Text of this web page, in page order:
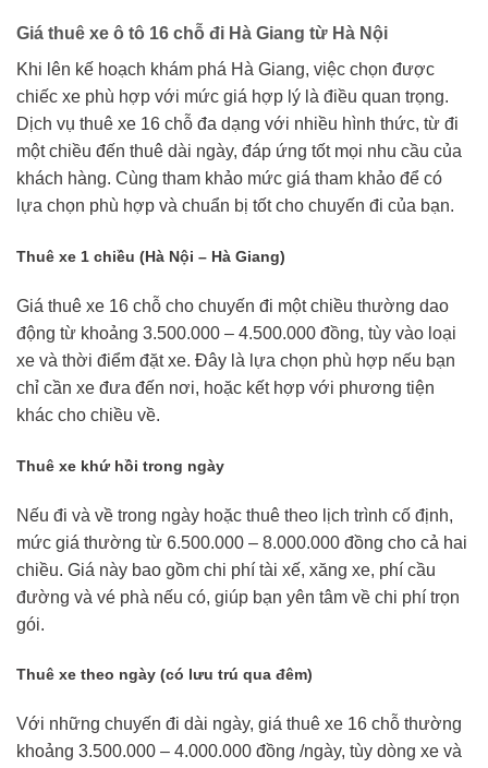
Giá thuê xe ô tô 16 chỗ đi Hà Giang từ Hà Nội
Khi lên kế hoạch khám phá Hà Giang, việc chọn được
chiếc xe phù hợp với mức giá hợp lý là điều quan trọng.
Dịch vụ thuê xe 16 chỗ đa dạng với nhiều hình thức, từ đi
một chiều đến thuê dài ngày, đáp ứng tốt mọi nhu cầu của
khách hàng. Cùng tham khảo mức giá tham khảo để có
lựa chọn phù hợp và chuẩn bị tốt cho chuyến đi của bạn.
Thuê xe 1 chiều (Hà Nội – Hà Giang)
Giá thuê xe 16 chỗ cho chuyến đi một chiều thường dao
động từ khoảng 3.500.000 – 4.500.000 đồng, tùy vào loại
xe và thời điểm đặt xe. Đây là lựa chọn phù hợp nếu bạn
chỉ cần xe đưa đến nơi, hoặc kết hợp với phương tiện
khác cho chiều về.
Thuê xe khứ hồi trong ngày
Nếu đi và về trong ngày hoặc thuê theo lịch trình cố định,
mức giá thường từ 6.500.000 – 8.000.000 đồng cho cả hai
chiều. Giá này bao gồm chi phí tài xế, xăng xe, phí cầu
đường và vé phà nếu có, giúp bạn yên tâm về chi phí trọn
gói.
Thuê xe theo ngày (có lưu trú qua đêm)
Với những chuyến đi dài ngày, giá thuê xe 16 chỗ thường
khoảng 3.500.000 – 4.000.000 đồng /ngày, tùy dòng xe và